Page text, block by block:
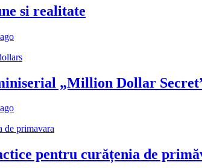
si realitate
„Million Dollar
pentru curățenia de